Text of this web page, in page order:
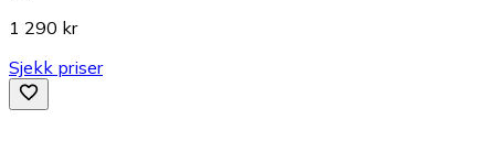
1 290 kr
Sjekk priser